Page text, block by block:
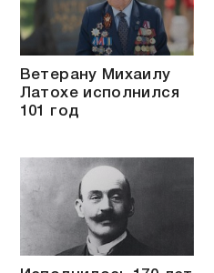
Ветерану Михаилу
Латохе исполнился
101 год